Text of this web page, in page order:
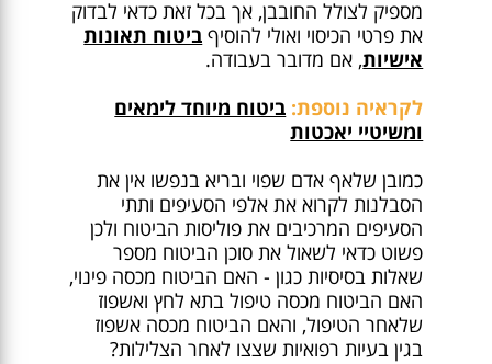
מספיק לצולל החובבן, אך בכל זאת כדאי לבדוק
את פרטי הכיסוי ואולי להוסיף ביטוח תאונות
אישיות, אם מדובר בעבודה.
לקראיה נוספת: ביטוח מיוחד לימאים
ומשיטיי יאכטות
כמובן שלאף אדם שפוי ובריא בנפשו אין את
הסבלנות לקרוא את אלפי הסעיפים ותתי
הסעיפים המרכיבים את פוליסות הביטוח ולכן
פשוט כדאי לשאול את סוכן הביטוח מספר
שאלות בסיסיות כגון - האם הביטוח מכסה פינוי,
האם הביטוח מכסה טיפול בתא לחץ ואשפוז
שלאחר הטיפול, והאם הביטוח מכסה אשפוז
בגין בעיות רפואיות שצצו לאחר הצלילות?